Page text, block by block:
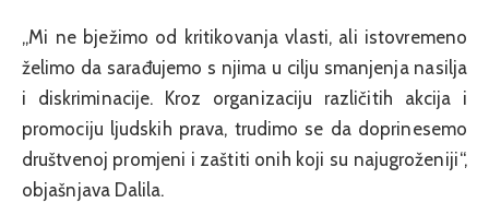
„Mi ne bježimo od kritikovanja vlasti, ali istovremeno
želimo da sarađujemo s njima u cilju smanjenja nasilja
i diskriminacije. Kroz organizaciju različitih akcija i
promociju ljudskih prava, trudimo se da doprinesemo
društvenoj promjeni i zaštiti onih koji su najugroženiji“,
objašnjava Dalila.